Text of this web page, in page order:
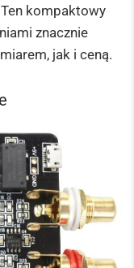
kompaktowy
znacznie
jak i ceną.